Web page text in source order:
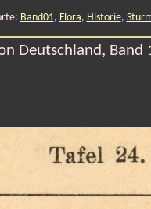
Band01, Flora, Historie,
Deutschland, Band